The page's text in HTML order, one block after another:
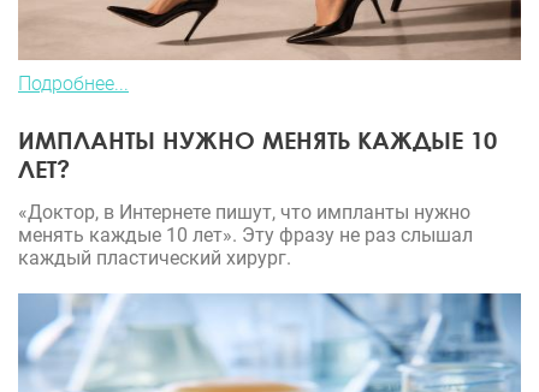
Подробнее...
ИМПЛАНТЫ НУЖНО МЕНЯТЬ КАЖДЫЕ 10
ЛЕТ?
«Доктор, в Интернете пишут, что импланты нужно
менять каждые 10 лет». Эту фразу не раз слышал
каждый пластический хирург.